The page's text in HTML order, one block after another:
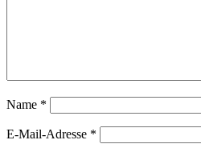
Name *
E-Mail-Adresse *